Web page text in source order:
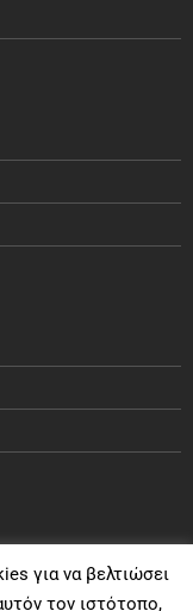
για να βελτιώσει
τον ιστότοπο,